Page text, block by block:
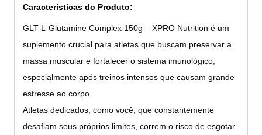
Características do Produto:
GLT L-Glutamine Complex 150g – XPRO Nutrition é um
suplemento crucial para atletas que buscam preservar a
massa muscular e fortalecer o sistema imunológico,
especialmente após treinos intensos que causam grande
estresse ao corpo.
Atletas dedicados, como você, que constantemente
desafiam seus próprios limites, correm o risco de esgotar